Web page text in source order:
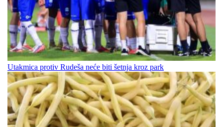
Utakmica protiv Rudeša neće biti šetnja kroz park